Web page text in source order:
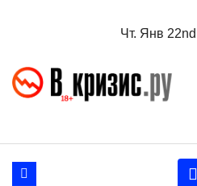
Чт. Янв